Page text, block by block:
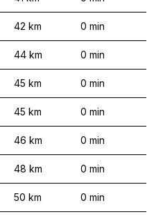
42 km 0 min
44 km 0 min
45 km 0 min
45 km 0 min
46 km 0 min
48 km 0 min
50 km 0 min